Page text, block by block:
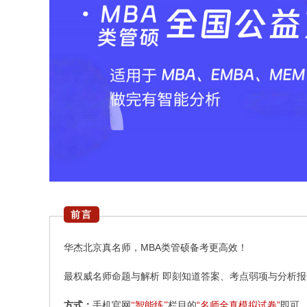
前言
华杰北京真名师，MBA类管硕备考更高效！
最权威名师命题与解析 即刻知道答案、考点弱项与分析